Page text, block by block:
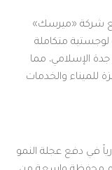
مع شركة «ميرسك»
لوجستية متكاملة
الإسلامي، مما
للميناء والخدمات
في دفع عجلة النمو